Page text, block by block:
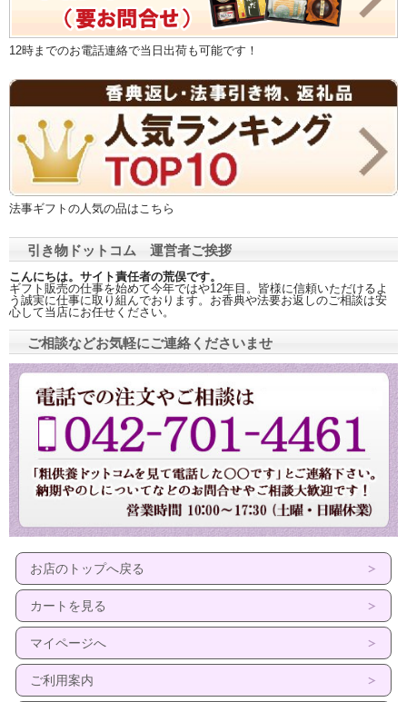
12時までのお電話連絡で当日出荷も可能です！
法事ギフトの人気の品はこちら
引き物ドットコム 運営者ご挨拶
こんにちは。サイト責任者の荒俣です。
ギフト販売の仕事を始めて今年ではや12年目。皆様に信頼いただけるよ
う誠実に仕事に取り組んでおります。お香典や法要お返しのご相談は安
心して当店にお任せください。
ご相談などお気軽にご連絡くださいませ
お店のトップへ戻る
カートを見る
マイページへ
ご利用案内